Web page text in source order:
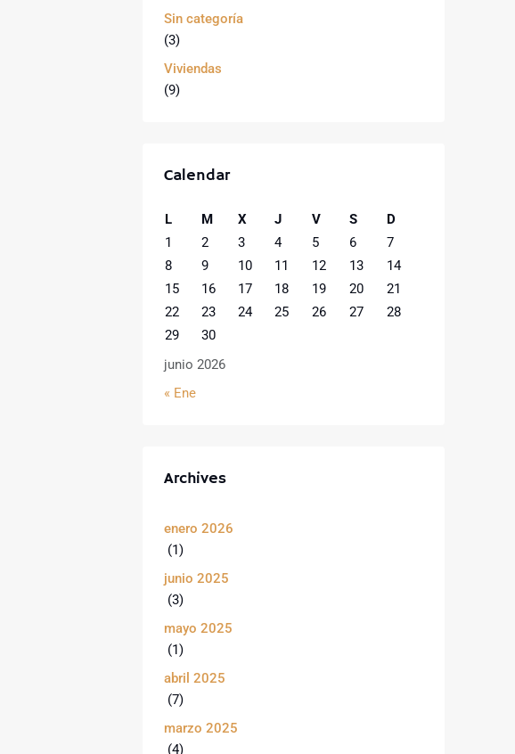
Sin categoría
(3)
Viviendas
(9)
Calendar
junio 2026
L M X J V S
D
1
2 3 4 5 6
7
8
9 10 11 12 13
14
15
16 17 18 19 20
21
22
23 24 25 26 27
28
29
30
« Ene
Archives
enero 2026
(1)
junio 2025
(3)
mayo 2025
(1)
abril 2025
(7)
marzo 2025
(4)